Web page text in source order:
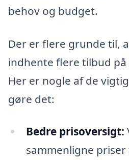
behov og budget.
Der er flere grunde til,
indhente flere tilbud
Her er nogle af de
gøre det:
Bedre prisoversigt:
sammenligne